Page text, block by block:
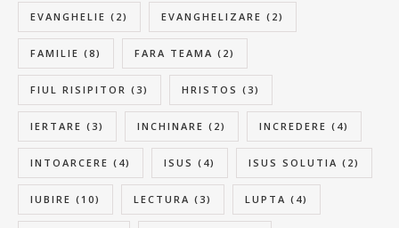
EVANGHELIE (2) EVANGHELIZARE (2)
FAMILIE (8) FARA TEAMA (2)
FIUL RISIPITOR (3) HRISTOS (3)
IERTARE (3) INCHINARE (2) INCREDERE (4)
INTOARCERE (4) ISUS (4) ISUS SOLUTIA (2)
IUBIRE (10) LECTURA (3) LUPTA (4)